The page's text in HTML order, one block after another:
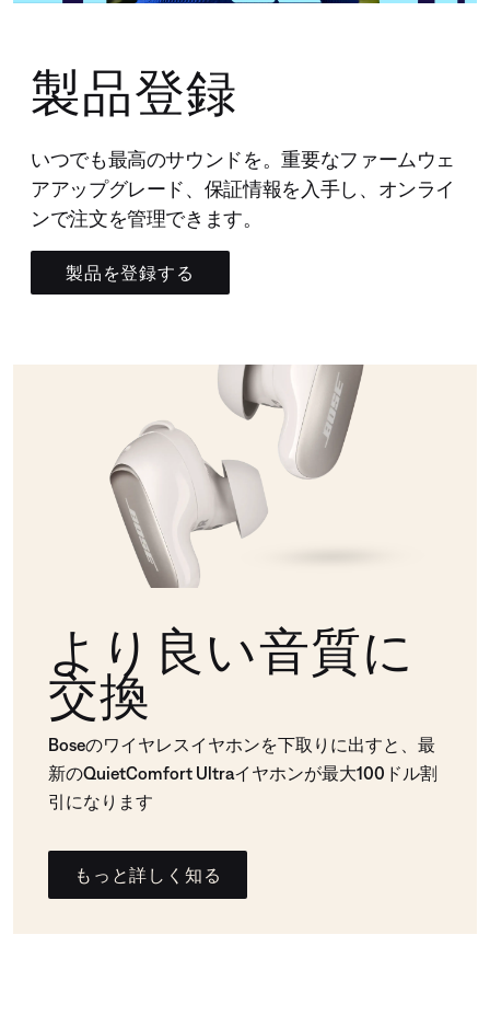
製品登録
いつでも最高のサウンドを。重要なファームウェ
アアップグレード、保証情報を入手し、オンライ
ンで注文を管理できます。
製品を登録する
より良い音質に
交換
Boseのワイヤレスイヤホンを下取りに出すと、最
新のQuietComfort Ultraイヤホンが最大100ドル割
引になります
もっと詳しく知る